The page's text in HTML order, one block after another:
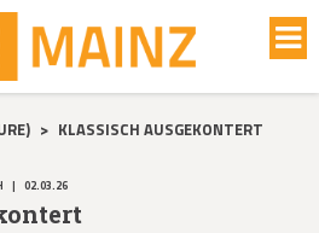
> KLASSISCH AUSGEKONTERT
| 02.03.26